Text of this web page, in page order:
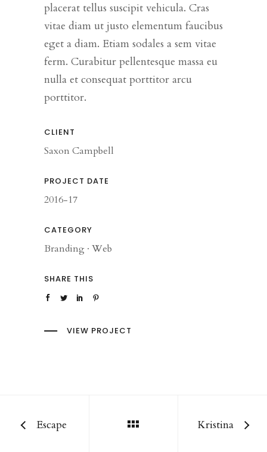
placerat tellus suscipit vehicula. Cras
vitae diam ut justo elementum faucibus
eget a diam. Etiam sodales a sem vitae
ferm. Curabitur pellentesque massa eu
nulla et consequat porttitor arcu
porttitor.
CLIENT
Saxon Campbell
PROJECT DATE
2016-17
CATEGORY
Branding · Web
SHARE THIS
VIEW PROJECT
Escape Kristina